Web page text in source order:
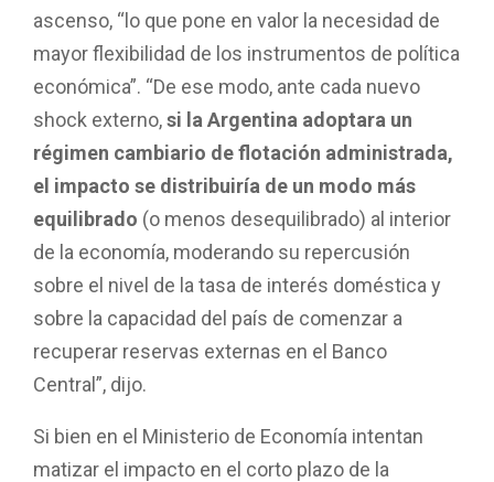
ascenso, “lo que pone en valor la necesidad de
mayor flexibilidad de los instrumentos de política
económica”. “De ese modo, ante cada nuevo
shock externo,si la Argentina adoptara un
régimen cambiario de flotación administrada,
el impacto se distribuiría de un modo más
equilibrado (o menos desequilibrado) al interior
de la economía, moderando su repercusión
sobre el nivel de la tasa de interés doméstica y
sobre la capacidad del país de comenzar a
recuperar reservas externas en el Banco
Central”, dijo.
Si bien en el Ministerio de Economía intentan
matizar el impacto en el corto plazo de la